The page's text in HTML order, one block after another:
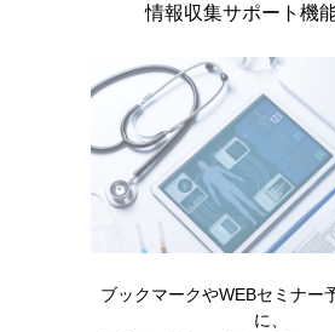
プログラフカプセル5mg
製品名・キーワードから探
情報収集サポート機
ブックマークやWEBセミナー
に、